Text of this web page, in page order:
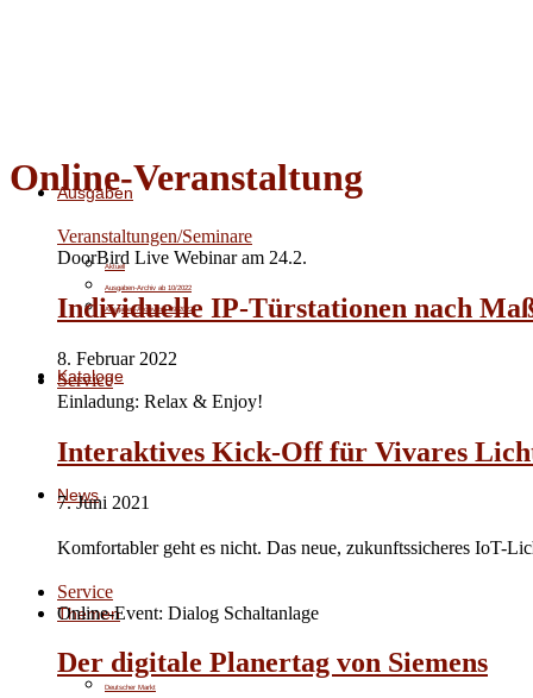
Ausgaben
Aktuell
Ausgaben-Archiv ab 10/2022
Ausgaben-Archiv bis 09/2022
Kataloge
News
Themen
Deutscher Markt
Online-Veranstaltung
Veranstaltungen/Seminare
DoorBird Live Webinar am 24.2.
Individuelle IP-Türstationen nach
8. Februar 2022
Service
Einladung: Relax & Enjoy!
Interaktives Kick-Off für Vivares
7. Juni 2021
Komfortabler geht es nicht. Das neue, zukunftssicheres IoT-
Service
Online-Event: Dialog Schaltanlage
Der digitale Planertag von Siemens